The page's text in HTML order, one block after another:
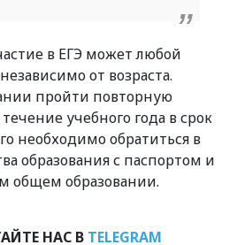
в ЕГЭ может любой
от возраста.
пройти повторную
учебного года в срок
необходимо обратиться в
образования с паспортом и
общем образовании.
НАС В TELEGRAM